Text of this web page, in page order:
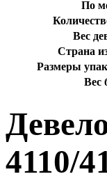
По
Вес
Страна
Размеры
Вес
4110/